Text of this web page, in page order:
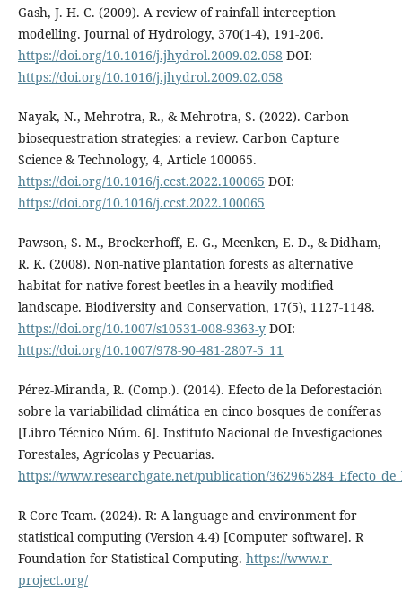
Gash, J. H. C. (2009). A review of rainfall interception
modelling. Journal of Hydrology, 370(1-4), 191-206.
https://doi.org/10.1016/j.jhydrol.2009.02.058 DOI:
https://doi.org/10.1016/j.jhydrol.2009.02.058
Nayak, N., Mehrotra, R., & Mehrotra, S. (2022). Carbon
biosequestration strategies: a review. Carbon Capture
Science & Technology, 4, Article 100065.
https://doi.org/10.1016/j.ccst.2022.100065 DOI:
https://doi.org/10.1016/j.ccst.2022.100065
Pawson, S. M., Brockerhoff, E. G., Meenken, E. D., & Didham,
R. K. (2008). Non-native plantation forests as alternative
habitat for native forest beetles in a heavily modified
landscape. Biodiversity and Conservation, 17(5), 1127-1148.
https://doi.org/10.1007/s10531-008-9363-yDOI:
https://doi.org/10.1007/978-90-481-2807-5_11
Pérez-Miranda, R. (Comp.). (2014). Efecto de la Deforestación
sobre la variabilidad climática en cinco bosques de coníferas
[Libro Técnico Núm. 6]. Instituto Nacional de Investigaciones
Forestales, Agrícolas y Pecuarias.
https://www.researchgate.net/publication/
R Core Team. (2024). R: A language and environment for
statistical computing (Version 4.4) [Computer software]. R
Foundation for Statistical Computing. https://www.r-
project.org/